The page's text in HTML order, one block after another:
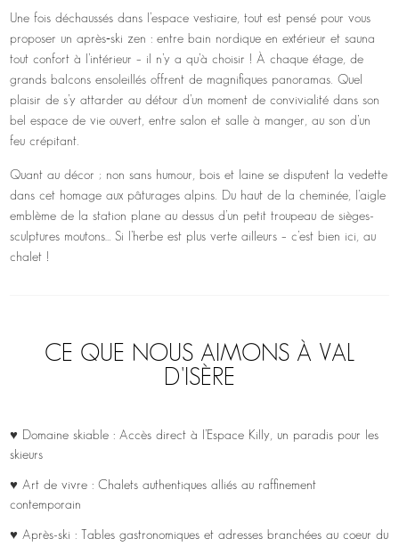
Une fois déchaussés dans l’espace vestiaire, tout est pensé pour vous
proposer un après‑ski zen : entre bain nordique en extérieur et sauna
tout confort à l’intérieur – il n’y a qu’à choisir ! À chaque étage, de
grands balcons ensoleillés offrent de magnifiques panoramas. Quel
plaisir de s’y attarder au détour d’un moment de convivialité dans son
bel espace de vie ouvert, entre salon et salle à manger, au son d’un
feu crépitant.
Quant au décor ; non sans humour, bois et laine se disputent la vedette
dans cet homage aux pâturages alpins. Du haut de la cheminée, l’aigle
emblème de la station plane au dessus d’un petit troupeau de sièges-
sculptures moutons… Si l’herbe est plus verte ailleurs – c’est bien ici, au
chalet !
CE QUE NOUS AIMONS À VAL
D'ISÈRE
♥ Domaine skiable : Accès direct à l’Espace Killy, un paradis pour les
skieurs
♥ Art de vivre : Chalets authentiques alliés au raffinement
contemporain
♥ Après-ski : Tables gastronomiques et adresses branchées au coeur du